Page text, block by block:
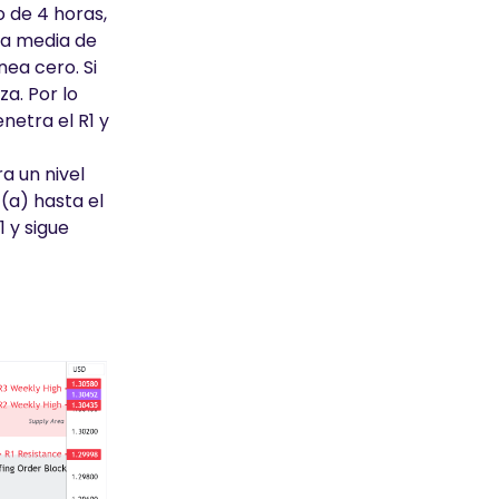
de 4 horas,
media de
cero. Si
Por lo
el R1 y
un nivel
hasta el
y sigue